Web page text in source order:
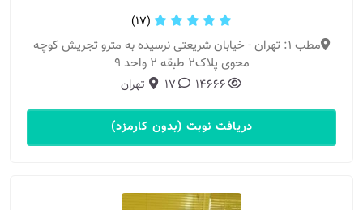
(17)
مطب 1: تهران - خیابان شریعتی نرسیده به مترو تجریش کوچه
محوی پلاک2 طبقه 2 واحد 9
14666
17 تهران
دریافت نوبت (بدون کارمزد)